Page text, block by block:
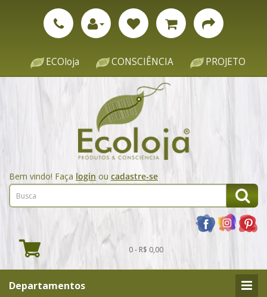
ECOloja CONSCIÊNCIA PROJETO
Bem vindo! Faça login ou cadastre-se
0 - R$ 0,00
Departamentos